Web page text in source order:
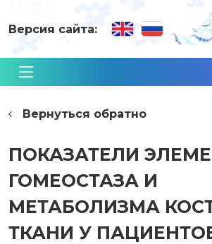
Версия сайта:
Вернуться обратно
ПОКАЗАТЕЛИ
ГОМЕОСТАЗА И
МЕТАБОЛИЗМА
ТКАНИ У